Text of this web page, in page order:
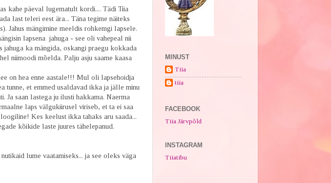
kahe päeval lugematult kordi.... Tädi Tiia
last teleri eest ära... Täna tegime näiteks
Jahus mängimine meeldis rohkemgi lapsele.
lapsena jahuga - see oli vahepeal nii
ka mängida, oskangi praegu kokkada
niimoodi mõelda. Palju asju saame kaasa
on hea enne aastale!!! Mul oli lapsehoidja
tunne, et emmed usaldavad ikka ja jälle minu
saan lastega ju ilusti hakkama. Naerma
laps välgukiirusel viriseb, et ta ei saa
Kes keelust ikka tahaks aru saada...
kõikide laste juures tähelepanud.
lume vaatamiseks... ja see oleks väga
MINUST
Tiia
tiia
FACEBOOK
Tiia Järvpõld
INSTAGRAM
Tiiatibu